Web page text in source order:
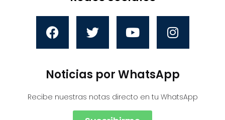
Noticias por WhatsApp
Recibe nuestras notas directo en tu WhatsApp